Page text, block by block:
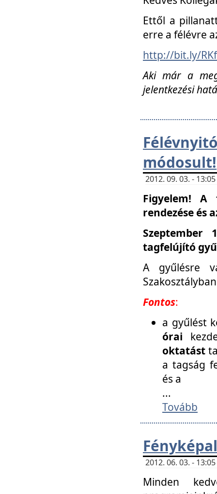
Ettől a
erre a félévre
http://bit.ly/
Aki már a
jelentkezési
módosult!
2012. 09. 03. -
Figyelem! A
rendezése és
Szeptember
tagfelújító
A gyűlésre
Fontos:
a gyűlést
órai
oktatást
a tagság
és a
...
Tovább
2012. 06. 03. -
Minden